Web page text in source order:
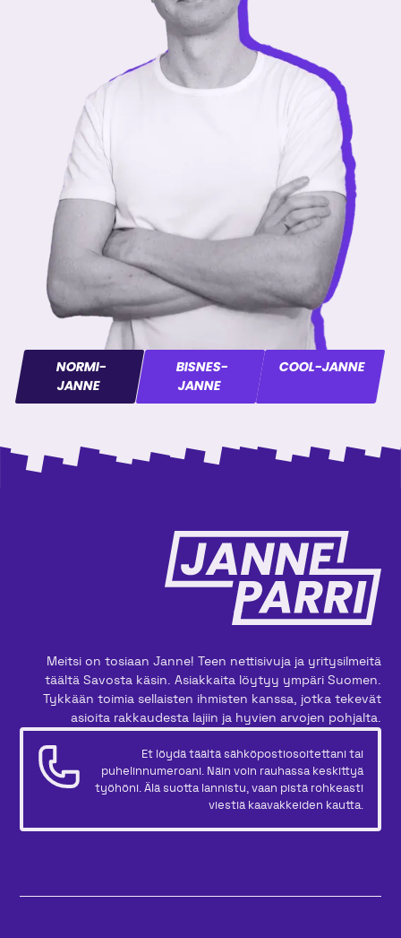
NORMI-
JANNE
BISNES-
JANNE
COOL-JANNE
Meitsi on tosiaan Janne! Teen nettisivuja ja yritysilmeitä
täältä Savosta käsin. Asiakkaita löytyy ympäri Suomen.
Tykkään toimia sellaisten ihmisten kanssa, jotka tekevät
asioita rakkaudesta lajiin ja hyvien arvojen pohjalta.
Et löydä täältä sähköpostiosoitettani tai
puhelinnumeroani. Näin voin rauhassa keskittyä
työhöni. Älä suotta lannistu, vaan pistä rohkeasti
viestiä kaavakkeiden kautta.